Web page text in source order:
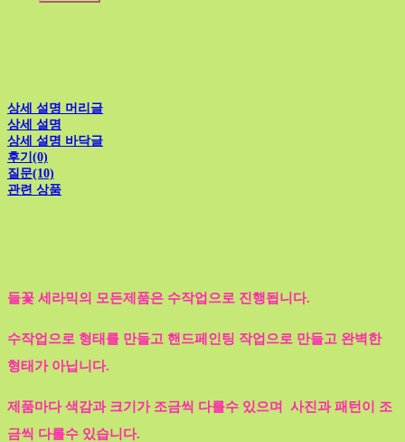
상세 설명 머리글
상세 설명
상세 설명 바닥글
후기(0)
질문(10)
관련 상품
들꽃 세라믹의 모든제품은 수작업으로 진행됩니다.
수작업으로 형태를 만들고 핸드페인팅 작업으로 만들고 완벽한
형태가 아닙니다.
제품마다 색감과 크기가 조금씩 다를수 있으며 사진과 패턴이 조
금씩 다를수 있습니다.